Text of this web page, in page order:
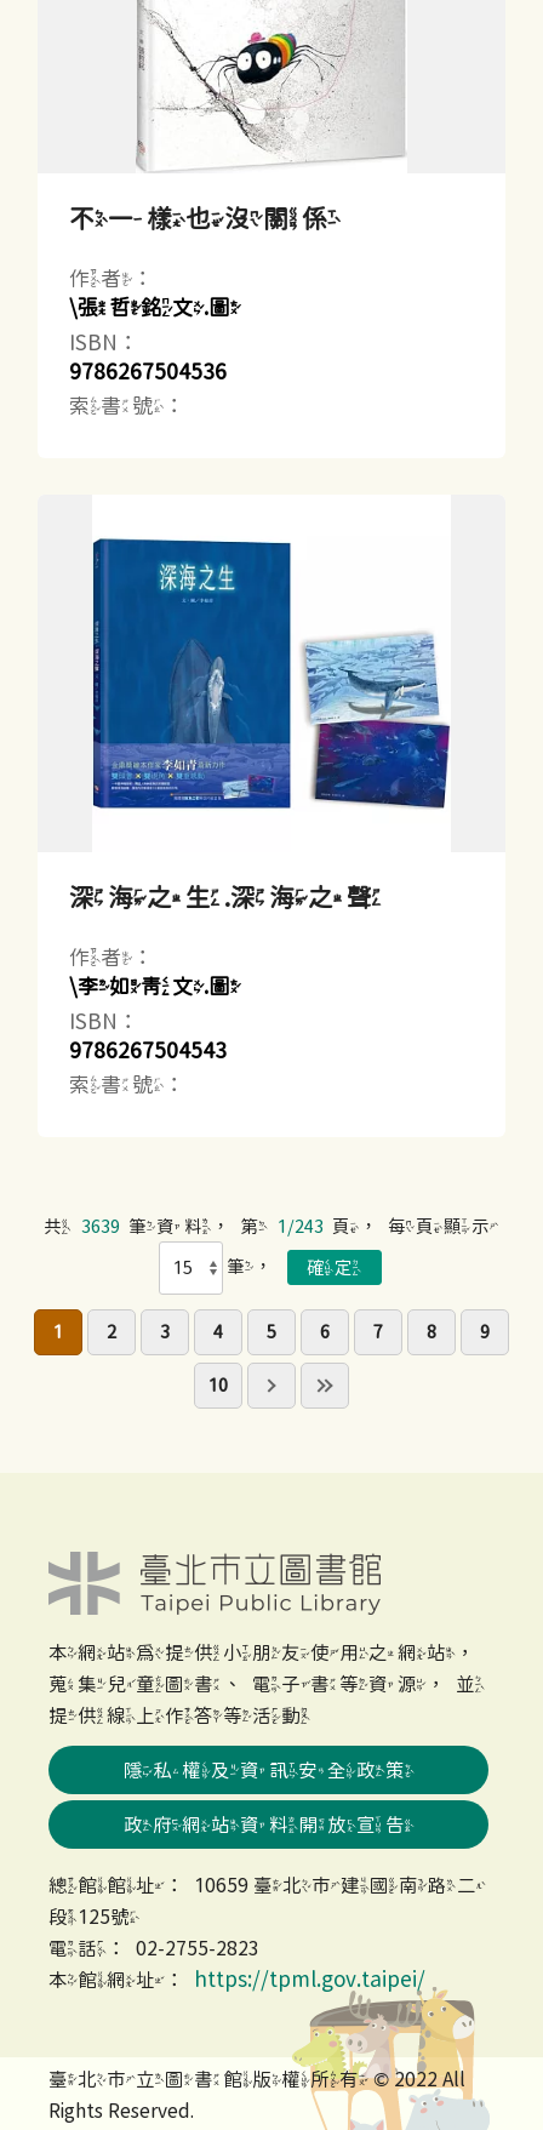
不一樣也沒關係
作者：
\張哲銘文.圖
ISBN：
9786267504536
索書號：
深海之生.深海之聲
作者：
\李如青文.圖
ISBN：
9786267504543
索書號：
共 3639 筆資料，第 1/243 頁，每頁顯示
筆，
1 2 3 4 5 6 7 8 9
10
本網站為提供小朋友使用之網站，
蒐集兒童圖書、電子書等資源，並
提供線上作答等活動
隱私權及資訊安全政策
政府網站資料開放宣告
總館館址：10659 臺北市建國南路二
段125號
電話：02-2755-2823
本館網址：
https://tpml.gov.taipei/
臺北市立圖書館版權所有 © 2022 All
Rights Reserved.